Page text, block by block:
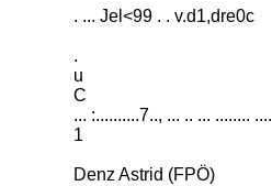
. ... Jel<99 . . v.d1,dre0c
.
u
C
... :..........7.., ... .. ... ........ ....
1
Denz Astrid (FPÖ)